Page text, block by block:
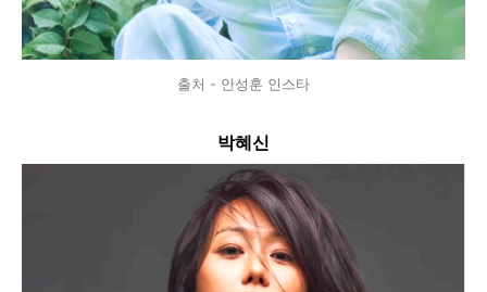
출처 - 안성훈 인스타
박혜신